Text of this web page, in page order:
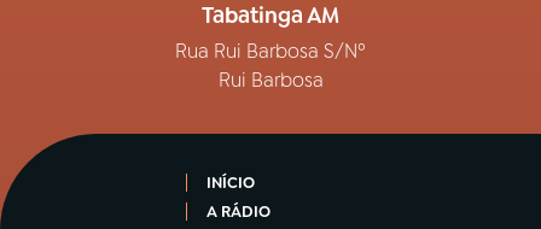
Tabatinga AM
Rua Rui Barbosa S/Nº
Rui Barbosa
INÍCIO
A RÁDIO